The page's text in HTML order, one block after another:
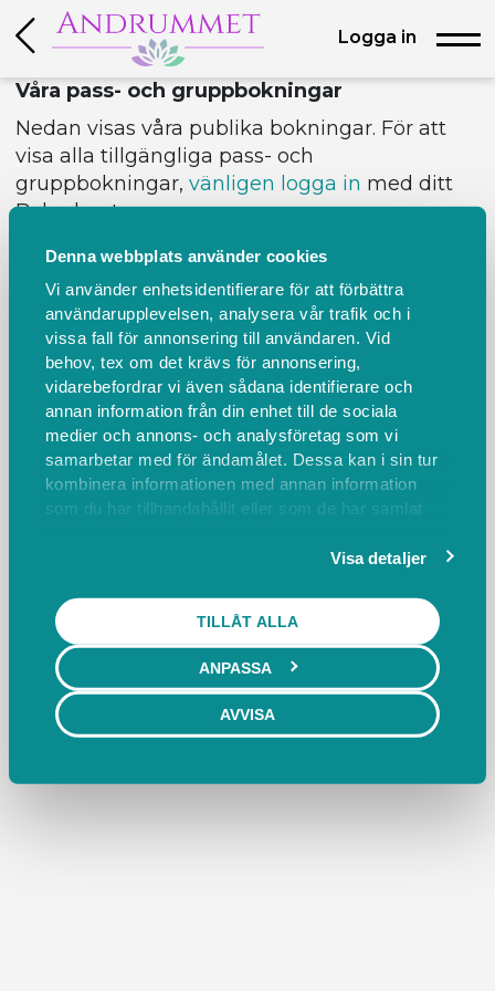
Denna webbplats använder cookies
Vi använder enhetsidentifierare för att förbättra
användarupplevelsen, analysera vår trafik och i
vissa fall för annonsering till användaren. Vid
behov, tex om det krävs för annonsering,
vidarebefordrar vi även sådana identifierare och
annan information från din enhet till de sociala
medier och annons- och analysföretag som vi
samarbetar med för ändamålet. Dessa kan i sin tur
kombinera informationen med annan information
som du har tillhandahållit eller som de har samlat
Visa detaljer
TILLÅT ALLA
ANPASSA
AVVISA
Logga in
Våra pass- och gruppbokningar
Nedan visas våra publika bokningar. För att
visa alla tillgängliga pass- och
gruppbokningar, vänligen logga in med ditt
Boka-konto.
Tidsintervall
Inga pass/gruppbokningar hittasIntervall
med fler
pass/gruppbokningar
FÖREGÅENDE NÄSTA
Bokas marknadsplats
Villkor & policyer
Behöver du ett bokningssystem?